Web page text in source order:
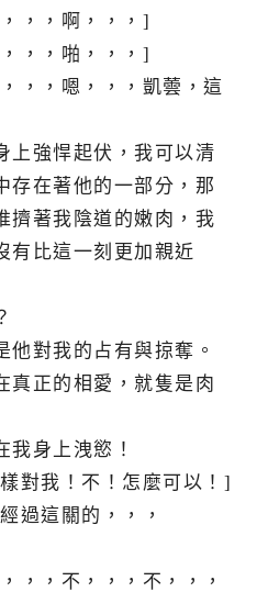
，，啊，，，]
，，啪，，，]
，，嗯，，，凱蕓，這
上強悍起伏，我可以清
存在著他的一部分，那
擠著我陰道的嫩肉，我
有比這一刻更加親近
他對我的占有與掠奪。
真正的相愛，就隻是肉
我身上洩慾！
對我！不！怎麼可以！]
過這關的，，，
，，不，，，不，，，